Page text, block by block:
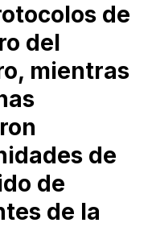
de
del
mientras
de
de
de la